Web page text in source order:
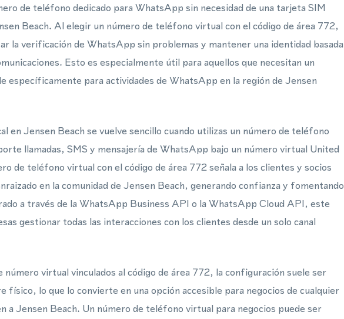
de teléfono dedicado para WhatsApp sin necesidad de una tarjeta SIM
Beach. Al elegir un número de teléfono virtual con el código de área 772,
la verificación de WhatsApp sin problemas y mantener una identidad basada
Esto es especialmente útil para aquellos que necesitan un
específicamente para actividades de WhatsApp en la región de Jensen
en Jensen Beach se vuelve sencillo cuando utilizas un número de teléfono
llamadas, SMS y mensajería de WhatsApp bajo un número virtual United
de teléfono virtual con el código de área 772 señala a los clientes y socios
en la comunidad de Jensen Beach, generando confianza y fomentando
a través de la WhatsApp Business API o la WhatsApp Cloud API, este
gestionar todas las interacciones con los clientes desde un solo canal
número virtual vinculados al código de área 772, la configuración suele ser
físico, lo que lo convierte en una opción accesible para negocios de cualquier
a Jensen Beach. Un número de teléfono virtual para negocios puede ser